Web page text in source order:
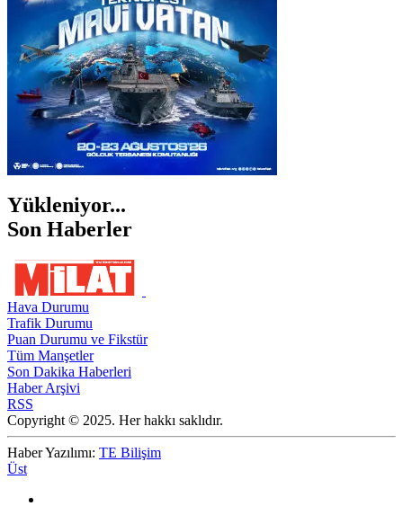
ŞIRNAK
Yükleniyor...
Son Haberler
Hava Durumu
Trafik Durumu
Puan Durumu ve Fikstür
Tüm Manşetler
Son Dakika Haberleri
Haber Arşivi
RSS
Copyright © 2025. Her hakkı saklıdır.
Haber Yazılımı: TE Bilişim
Üst